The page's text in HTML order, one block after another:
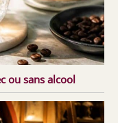
ou sans alcool